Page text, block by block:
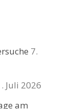
7.
Juli 2026
am